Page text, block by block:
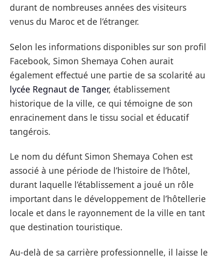
durant de nombreuses années des visiteurs
venus du Maroc et de l’étranger.
Selon les informations disponibles sur son profil
Facebook, Simon Shemaya Cohen aurait
également effectué une partie de sa scolarité au
lycée Regnaut de Tanger, établissement
historique de la ville, ce qui témoigne de son
enracinement dans le tissu social et éducatif
tangérois.
Le nom du défunt Simon Shemaya Cohen est
associé à une période de l’histoire de l’hôtel,
durant laquelle l’établissement a joué un rôle
important dans le développement de l’hôtellerie
locale et dans le rayonnement de la ville en tant
que destination touristique.
Au-delà de sa carrière professionnelle, il laisse le